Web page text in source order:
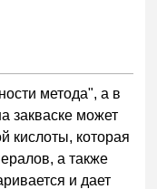
метода", а в
закваске может
кислоты, которая
а также
и дает